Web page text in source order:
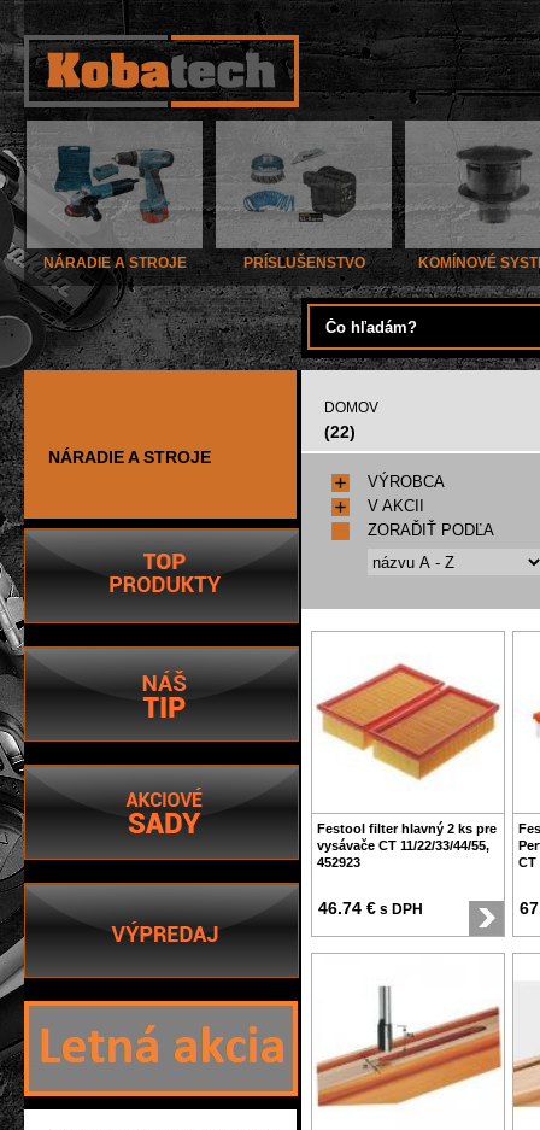
NÁRADIE A STROJE PRÍSLUŠENSTVO KOMÍNOVÉ
NÁRADIE A STROJE
DOMOV
(22)
VÝROBCA
V AKCII
ZORAĎIŤ PODĽA
Festool filter hlavný 2 ks pre
vysávače CT 11/22/33/44/55,
452923
46.74 € s DPH
CT